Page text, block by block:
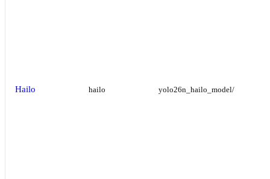
Hailo hailo yolo26n_hailo_model/